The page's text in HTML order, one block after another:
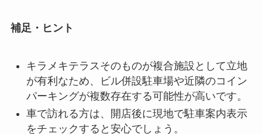
補足・ヒント
キラメキテラスそのものが複合施設として立地
が有利なため、ビル併設駐車場や近隣のコイン
パーキングが複数存在する可能性が高いです。
車で訪れる方は、開店後に現地で駐車案内表示
をチェックすると安心でしょう。